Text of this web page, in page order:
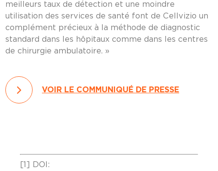
meilleurs taux de détection et une moindre
utilisation des services de santé font de Cellvizio un
complément précieux à la méthode de diagnostic
standard dans les hôpitaux comme dans les centres
de chirurgie ambulatoire. »
VOIR LE COMMUNIQUÉ DE PRESSE
[1] DOI: